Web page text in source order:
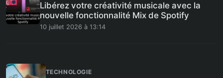
Libérez votre créativité musicale avec la
nouvelle fonctionnalité Mix de Spotify
10 juillet 2026 à 13:14
TECHNOLOGIE